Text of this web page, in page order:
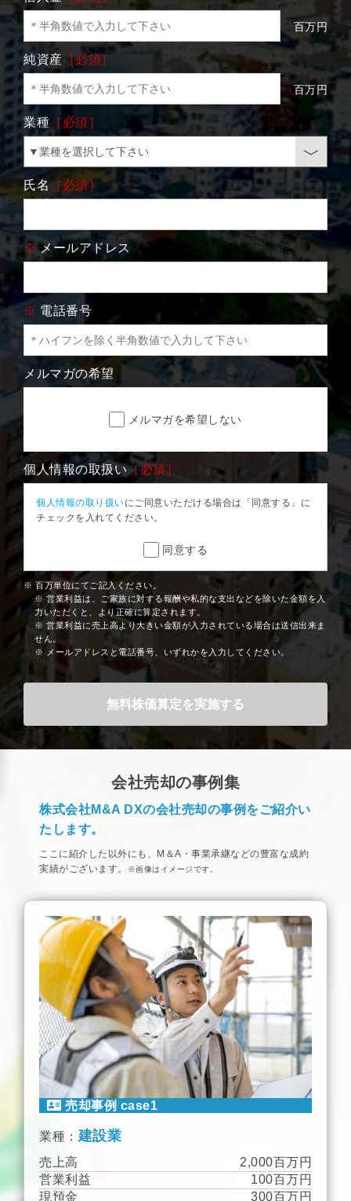
百万円
純資産 ［必須］
百万円
業種 ［必須］
氏名［必須］
※ メールアドレス
※ 電話番号
メルマガの希望
メルマガを希望しない
個人情報の取扱い［必須］
個人情報の取り扱いにご同意いただける場合は「同意する」に
チェックを入れてください。
同意する
※ 百万単位にてご記入ください。
※ 営業利益は、ご家族に対する報酬や私的な支出などを除いた金額を入
力いただくと、より正確に算定されます。
※ 営業利益に売上高より大きい金額が入力されている場合は送信出来ま
せん。
※ メールアドレスと電話番号、いずれかを入力してください。
会社売却の事例集
株式会社M&A DXの会社売却の事例をご紹介い
たします。
ここに紹介した以外にも、M＆A・事業承継などの豊富な成約
実績がございます。
※画像はイメージです。
売却事例 case1
業種： 建設業
売上高
2,000百万円
営業利益
100百万円
現預金
300百万円